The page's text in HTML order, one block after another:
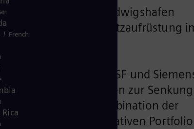
BASF-Standort Ludwigshafen
und Stromnetzaufrüstung
wollen BASF und
neuer Technologien zur
Durch die Kombination der
BASF und des innovativen
/ French